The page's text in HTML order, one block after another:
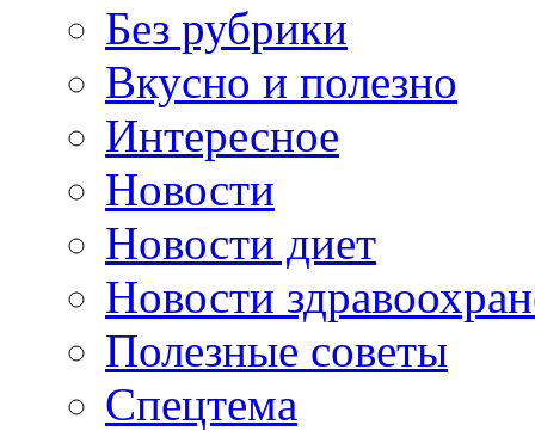
Без рубрики
Вкусно и полезно
Интересное
Новости
Новости диет
Новости
Полезные советы
Спецтема